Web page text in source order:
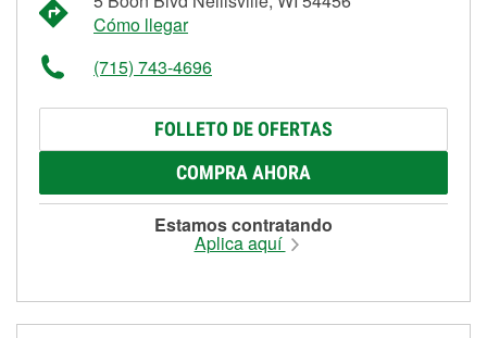
Cómo llegar
(715) 743-4696
FOLLETO DE OFERTAS
COMPRA AHORA
Estamos contratando
Aplica aquí